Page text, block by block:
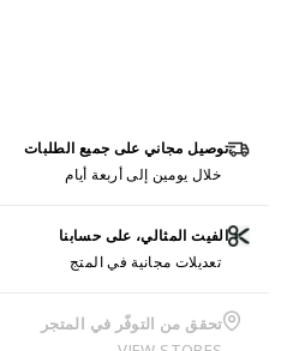
توصيل مجاني على جميع الطلبات
خلال يومين إلى أربعة أيام
الفيت المثالي، على حسابنا
تعديلات مجانية في المتج
تحقق من التوفّر في المتجر